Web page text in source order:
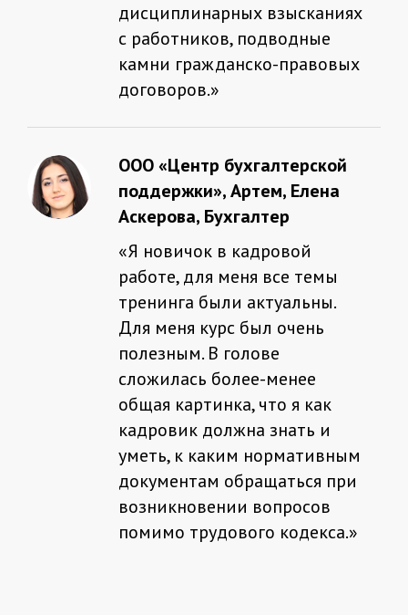
дисциплинарных взысканиях
с работников, подводные
камни гражданско-правовых
договоров.»
ООО «Центр бухгалтерской
поддержки», Артем, Елена
Аскерова, Бухгалтер
«Я новичок в кадровой
работе, для меня все темы
тренинга были актуальны.
Для меня курс был очень
полезным. В голове
сложилась более-менее
общая картинка, что я как
кадровик должна знать и
уметь, к каким нормативным
документам обращаться при
возникновении вопросов
помимо трудового кодекса.»